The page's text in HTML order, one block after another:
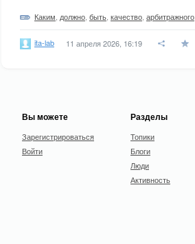
Каким должно быть качество арбитражного
ita-lab 11 апреля 2026, 16:19
Вы можете
Зарегистрироваться
Войти
Разделы
Топики
Блоги
Люди
Активность